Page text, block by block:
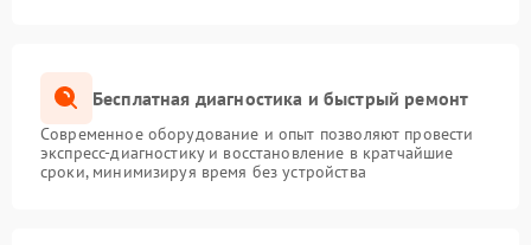
Бесплатная диагностика и быстрый ремонт
Современное оборудование и опыт позволяют провести
экспресс-диагностику и восстановление в кратчайшие
сроки, минимизируя время без устройства